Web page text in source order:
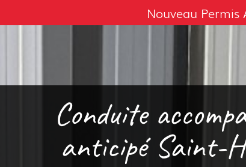
Nouveau Permis
Conduite
anticipé Saint-